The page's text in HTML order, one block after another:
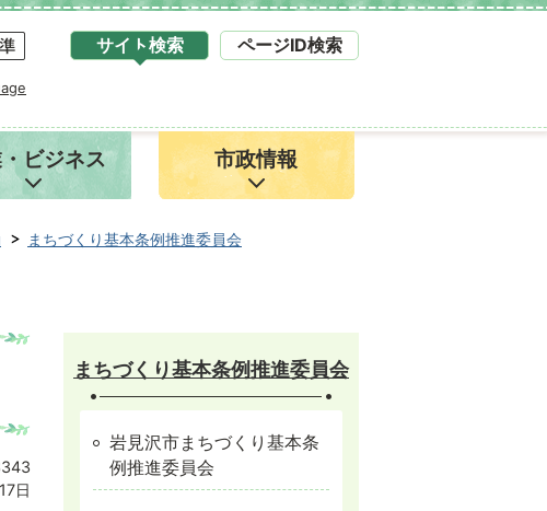
サイト検索 ページID検索
ト
索
ビジネス 市政情報
まちづくり基本条例推進委員会
日
まちづくり基本条例推進委員会
岩見沢市まちづくり基本条
例推進委員会